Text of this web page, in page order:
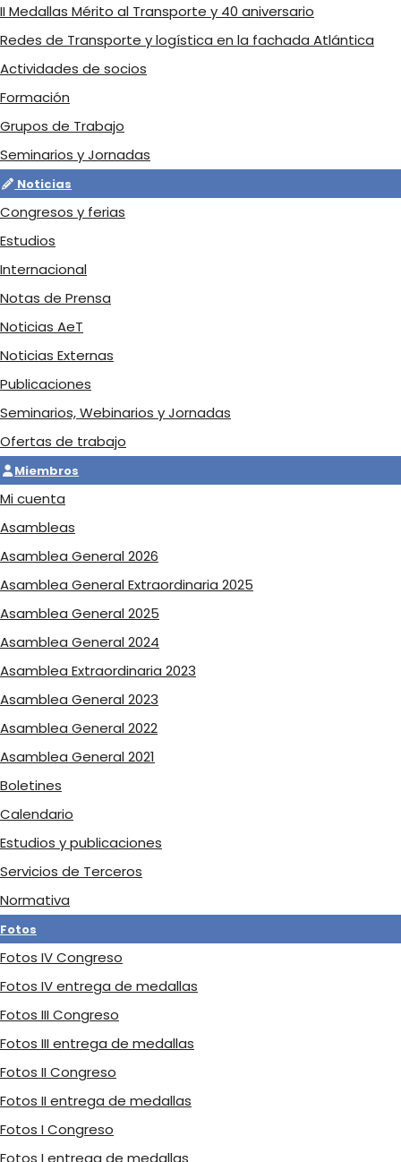
II Medallas Mérito al Transporte y 40 aniversario
Redes de Transporte y logística en la fachada Atlántica
Actividades de socios
Formación
Grupos de Trabajo
Seminarios y Jornadas
Noticias
Congresos y ferias
Estudios
Internacional
Notas de Prensa
Noticias AeT
Noticias Externas
Publicaciones
Seminarios, Webinarios y Jornadas
Ofertas de trabajo
Miembros
Mi cuenta
Asambleas
Asamblea General 2026
Asamblea General Extraordinaria 2025
Asamblea General 2025
Asamblea General 2024
Asamblea Extraordinaria 2023
Asamblea General 2023
Asamblea General 2022
Asamblea General 2021
Boletines
Calendario
Estudios y publicaciones
Servicios de Terceros
Normativa
Fotos
Fotos IV Congreso
Fotos IV entrega de medallas
Fotos III Congreso
Fotos III entrega de medallas
Fotos II Congreso
Fotos II entrega de medallas
Fotos I Congreso
Fotos I entrega de medallas